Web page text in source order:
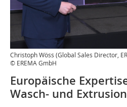
Christoph Wöss (Global Sales Director,
© EREMA GmbH
Europäische
Wasch- und